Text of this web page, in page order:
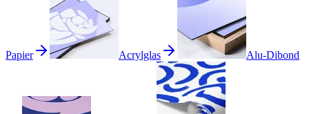
Papier Acrylglas Alu-Dibond